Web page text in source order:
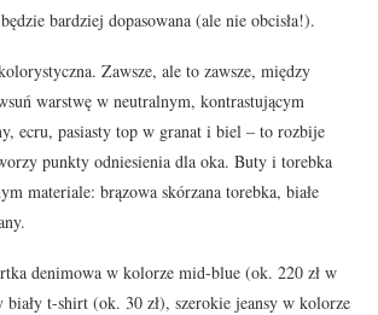
bardziej dopasowana (ale nie obcisła!).
Zawsze, ale to zawsze, między
warstwę w neutralnym, kontrastującym
ecru, pasiasty top w granat i biel – to rozbije
punkty odniesienia dla oka. Buty i torebka
materiale: brązowa skórzana torebka, białe
denimowa w kolorze mid-blue (ok. 220 zł w
t-shirt (ok. 30 zł), szerokie jeansy w kolorze